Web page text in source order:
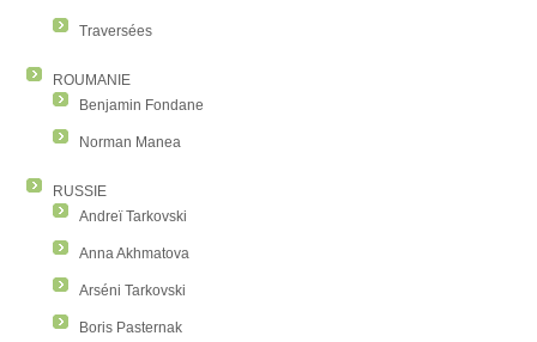
Traversées
ROUMANIE
Benjamin Fondane
Norman Manea
RUSSIE
Andreï Tarkovski
Anna Akhmatova
Arséni Tarkovski
Boris Pasternak